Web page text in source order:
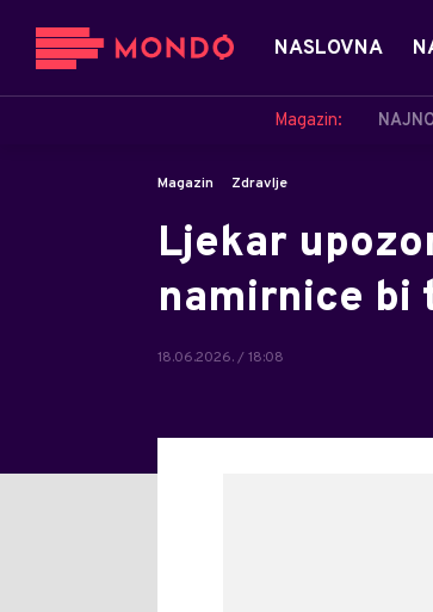
NASLOVNA
Magazin:
Magazin Zdravlje
Ljekar
namirnice bi
18.06.2026. / 18:08